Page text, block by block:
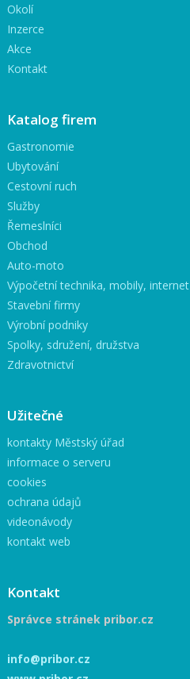
Okolí
Inzerce
Akce
Kontakt
Katalog firem
Gastronomie
Ubytování
Cestovní ruch
Služby
Řemeslníci
Obchod
Auto-moto
Výpočetní technika, mobily, internet
Stavební firmy
Výrobní podniky
Spolky, sdružení, družstva
Zdravotnictví
Užitečné
kontakty Městský úřad
informace o serveru
cookies
ochrana údajů
videonávody
kontakt web
Kontakt
Správce stránek pribor.cz
info@pribor.cz